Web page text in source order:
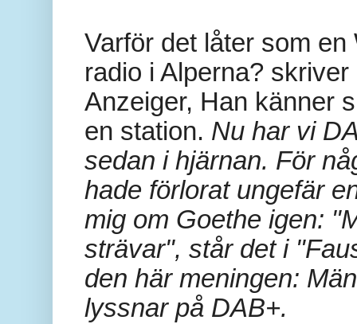
Varför det låter som
radio i Alperna?
Anzeiger, Han känner
en station. Nu har vi
sedan i hjärnan. För
hade förlorat ungefär
mig om Goethe igen:
strävar", står det i
den här meningen:
lyssnar på DAB+.